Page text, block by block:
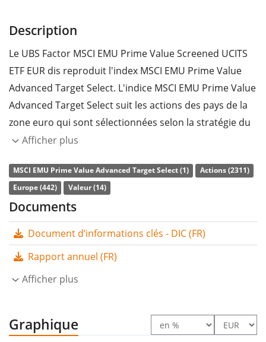
Description
Le UBS Factor MSCI EMU Prime Value Screened UCITS
ETF EUR dis reproduit l'index MSCI EMU Prime Value
Advanced Target Select. L'indice MSCI EMU Prime Value
Advanced Target Select suit les actions des pays de la
zone euro qui sont sélectionnées selon la stratégie du
facteur valeur et les critères ESG (environnementaux,
Leratio des frais totaux
p.a.
. Le UBS Factor MSCI EMU Prime Value Screened
EMU Prime Value Advanced Target Select. L'ETF
reproduit la performance de l’indice sous-jacent en
(réplication complète). Les dividendes de l'ETF sont
Le UBS Factor MSCI EMU Prime Value Screened UCITS
Afficher plus
MSCI EMU Prime Value Advanced Target Select (1)
Actions (2311)
Europe (442)
Valeur (14)
Documents
Document d’informations clés - DIC (FR)
Rapport annuel (FR)
Afficher plus
Graphique